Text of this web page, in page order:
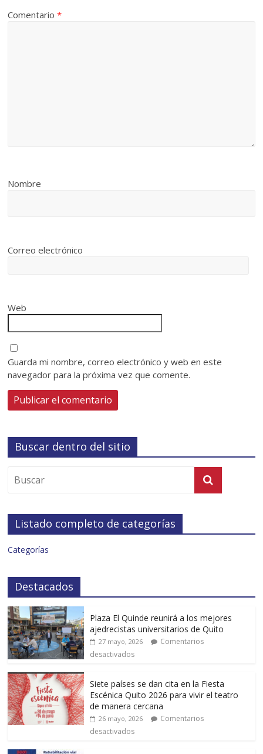
Comentario*
Nombre
Correo electrónico
Web
Guarda mi nombre, correo electrónico y web en este
navegador para la próxima vez que comente.
Buscar dentro del sitio
Listado completo de categorías
Categorías
Destacados
Plaza El Quinde reunirá a los mejores
ajedrecistas universitarios de Quito
27 mayo, 2026
Comentarios
desactivados
Siete países se dan cita en la Fiesta
Escénica Quito 2026 para vivir el teatro
de manera cercana
26 mayo, 2026
Comentarios
desactivados